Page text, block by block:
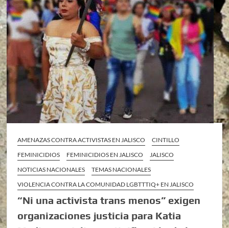
AMENAZAS CONTRA ACTIVISTAS EN JALISCO
CINTILLO
FEMINICIDIOS
FEMINICIDIOS EN JALISCO
JALISCO
NOTICIAS NACIONALES
TEMAS NACIONALES
VIOLENCIA CONTRA LA COMUNIDAD LGBTTTIQ+ EN JALISCO
“Ni una activista trans menos” exigen
organizaciones justicia para Katia